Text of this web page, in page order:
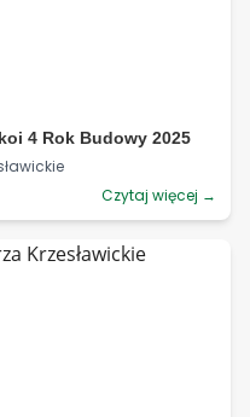
4 Rok Budowy 2025
Czytaj więcej →